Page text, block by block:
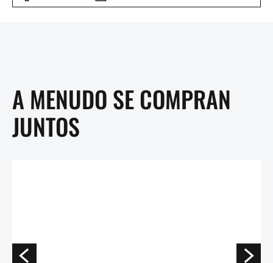
A MENUDO SE COMPRAN
JUNTOS